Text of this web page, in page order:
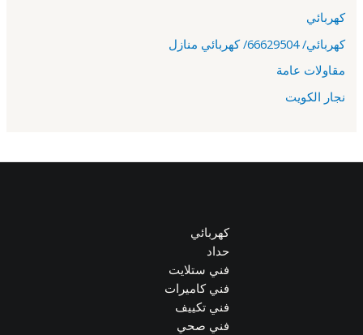
كهربائي
كهربائي/ 66629504/ كهربائي منازل
مقاولات عامة
نجار الكويت
كهربائي
حداد
فني ستلايت
فني كاميرات
فني تكييف
فني صحي